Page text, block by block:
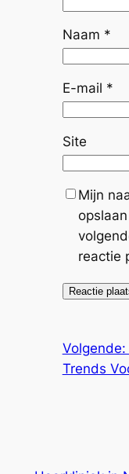
Naam *
E-mail *
Site
Mijn
reactie
Volgende:
Trends